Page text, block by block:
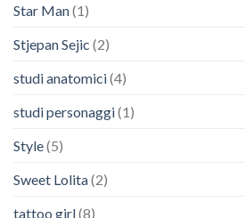
Star Man(1)
Stjepan Sejic (2)
studi anatomici(4)
studi personaggi(1)
Style(5)
Sweet Lolita(2)
tattoo girl(8)